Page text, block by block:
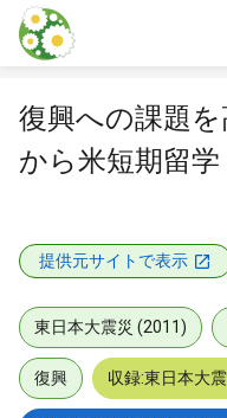
本文に飛ぶ
復興への課題を
から米短期留
提供元サイトで表示
東日本大震災 (2011)
復興 収録:東日本大